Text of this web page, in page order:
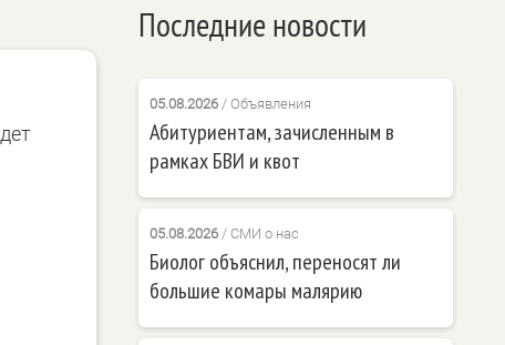
Последние новости
05.08.2026/ Объявления
Абитуриентам, зачисленным в
рамках БВИ и квот
05.08.2026/ СМИ о нас
Биолог объяснил, переносят ли
большие комары малярию